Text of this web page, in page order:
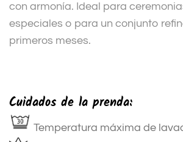
con armonía. Ideal para
especiales o para un conjunto
primeros meses.
Cuidados de la prenda:
Temperatura máxima de